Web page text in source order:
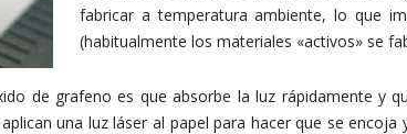
fabricar a temperatura ambiente, lo que
(habitualmente los materiales «activos» se
de grafeno es que absorbe la luz rápidamente y
una luz láser al papel para hacer que se